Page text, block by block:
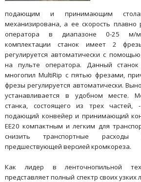
подающим и принимающим
механизирована, а ее скорость плавно
оператора в диапазоне 0-25 м/
комплектации станок имеет 2
регулируется автоматически с
на пульте оператора. Данный станок
многопил MultiRip с пятью фрезами,
фрезы регулируется автоматически.
устанавливается в удобном месте.
станка, состоящего из трех
подающий конвейер и принимающий
EE20 компактным и легким для
снизить транспортные
предшествующей версией кромкореза.
Как лидер в ленточнопильной
представляет полный спектр своих узких